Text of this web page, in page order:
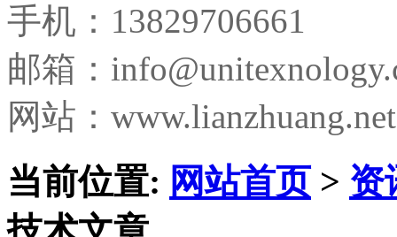
手机：13829706661
邮箱：
网站：www.lianzhuang.net
当前位置: 网站首页> 资